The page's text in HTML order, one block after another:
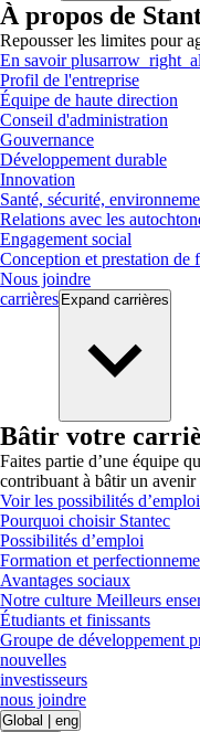
À propos de
Repousser les limites pour
En savoir plus
Profil de l'entreprise
Équipe de haute direction
Conseil d'administration
Gouvernance
Développement durable
Innovation
Santé, sécurité,
Relations avec les
Engagement social
Conception et prestation de
Nous joindre
carrières Expand carrières
Bâtir votre
Faites partie d’une équipe
contribuant à bâtir un avenir
Voir les possibilités d’emploi
Pourquoi choisir Stantec
Possibilités d’emploi
Formation et
Avantages sociaux
Notre culture Meilleurs
Étudiants et finissants
Groupe de développement
nouvelles
investisseurs
nous joindre
Global
eng